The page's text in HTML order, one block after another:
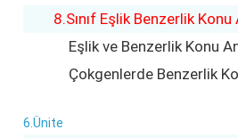
8.Sınıf Eşlik Benzerlik Konu
Eşlik ve Benzerlik Konu
Çokgenlerde Benzerlik
6.Ünite